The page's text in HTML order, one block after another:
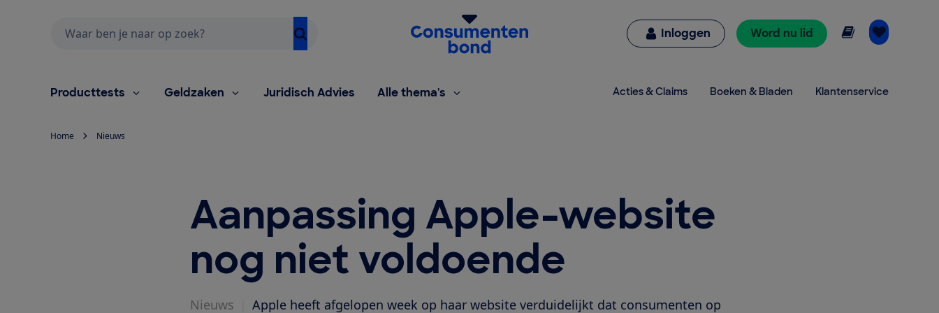
Homepage van de Consumentenbond
Inloggen Word nu lid Online lezen
Producttests Geldzaken Juridisch Advies Alle thema's Acties & Claims Boeken & Bladen Klantenservice
Home Nieuws
Aanpassing Apple-website
nog niet voldoende
Nieuws
Apple heeft afgelopen week op haar website verduidelijkt dat consumenten op